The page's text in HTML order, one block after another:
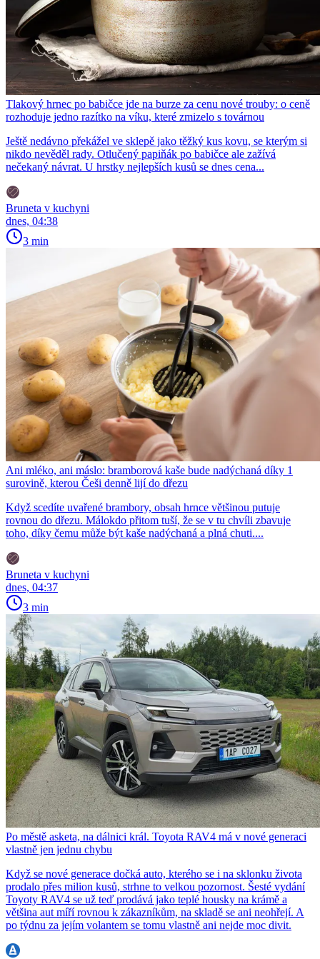
Tlakový hrnec po babičce jde na burze za cenu nové trouby: o ceně
rozhoduje jedno razítko na víku, které zmizelo s továrnou
Ještě nedávno překážel ve sklepě jako těžký kus kovu, se kterým si
nikdo nevěděl rady. Otlučený papiňák po babičce ale zažívá
nečekaný návrat. U hrstky nejlepších kusů se dnes cena...
Bruneta v kuchyni
dnes, 04:38
3 min
Ani mléko, ani máslo: bramborová kaše bude nadýchaná díky 1
surovině, kterou Češi denně lijí do dřezu
Když scedíte uvařené brambory, obsah hrnce většinou putuje
rovnou do dřezu. Málokdo přitom tuší, že se v tu chvíli zbavuje
toho, díky čemu může být kaše nadýchaná a plná chuti....
Bruneta v kuchyni
dnes, 04:37
3 min
Po městě asketa, na dálnici král. Toyota RAV4 má v nové generaci
vlastně jen jednu chybu
Když se nové generace dočká auto, kterého se i na sklonku života
prodalo přes milion kusů, strhne to velkou pozornost. Šesté vydání
Toyoty RAV4 se už teď prodává jako teplé housky na krámě a
většina aut míří rovnou k zákazníkům, na skladě se ani neohřejí. A
po týdnu za jejím volantem se tomu vlastně ani nejde moc divit.